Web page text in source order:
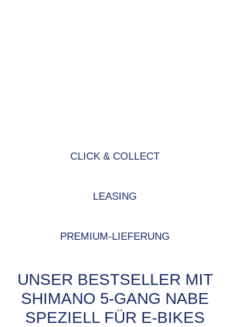
CLICK & COLLECT
LEASING
PREMIUM-LIEFERUNG
UNSER BESTSELLER MIT
SHIMANO 5-GANG NABE
SPEZIELL FÜR E-BIKES